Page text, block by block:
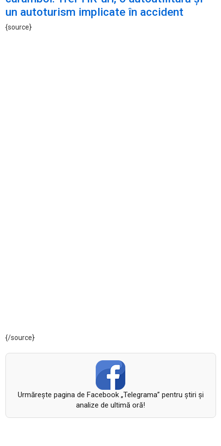
un autoturism implicate în accident
{source}
{/source}
Urmăreşte pagina de Facebook „Telegrama” pentru ştiri şi
analize de ultimă oră!